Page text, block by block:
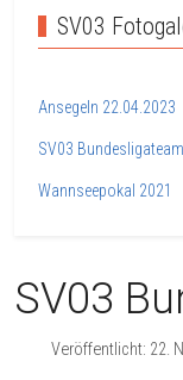
SV03
Ansegeln 22.04.2023
SV03 Bundesligateam
Wannseepokal 2021
SV03
Veröffentlicht: 22.